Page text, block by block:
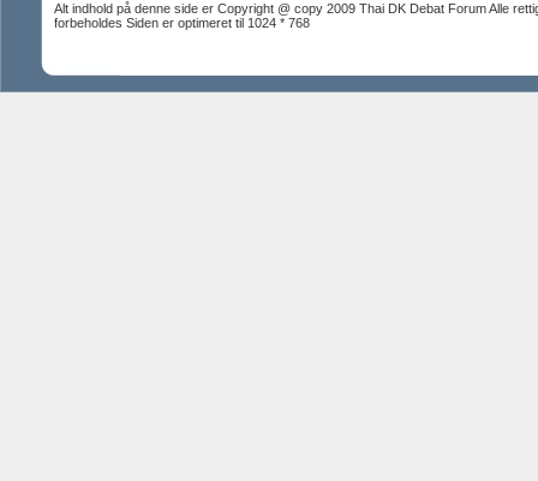
Alt indhold på denne side er Copyright @ copy 2009 Thai DK Debat Forum Alle
forbeholdes Siden er optimeret til 1024 * 768